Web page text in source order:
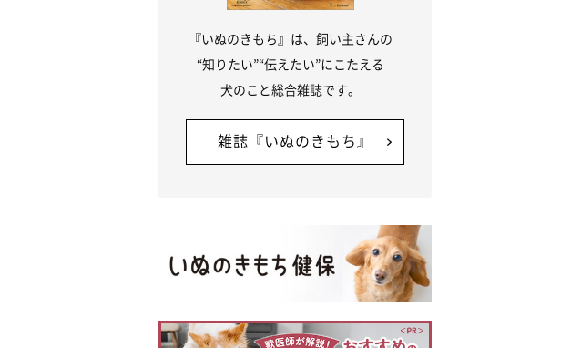
『いぬのきもち』は、飼い主さんの
“知りたい”“伝えたい”にこたえる
犬のこと総合雑誌です。
雑誌『いぬのきもち』